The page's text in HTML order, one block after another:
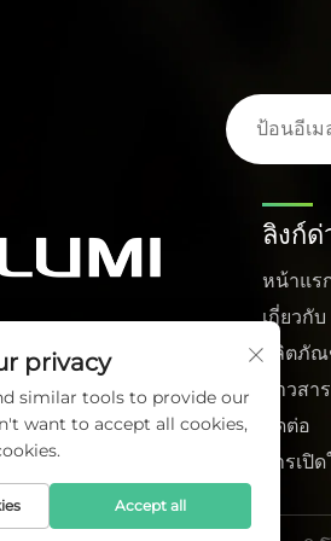
ลิงก์
หน้าแร
เกี่ยวกั
ผลิตภั
ข่าวสาร
ติดต่อ
การเปิ
privacy
similar tools to provide our
want to accept all cookies,
Accept all